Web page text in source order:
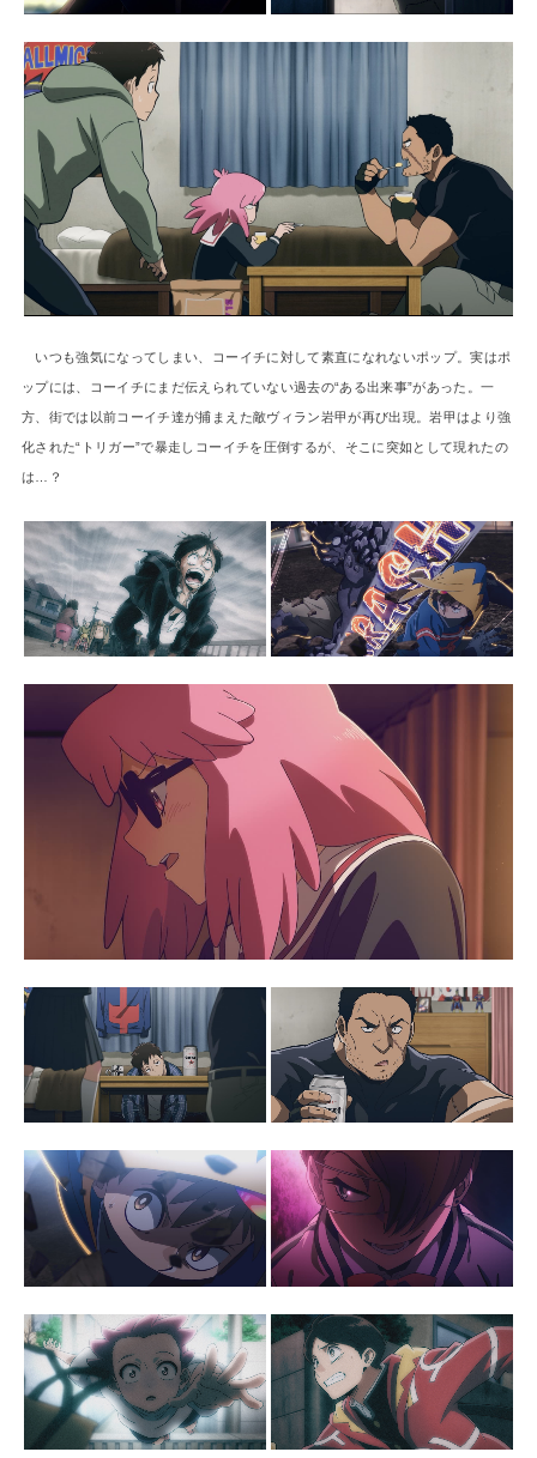
いつも強気になってしまい、コーイチに対して素直になれないポップ。実はポ
ップには、コーイチにまだ伝えられていない過去の“ある出来事”があった。一
方、街では以前コーイチ達が捕まえた敵ヴィラン岩甲が再び出現。岩甲はより強
化された“トリガー”で暴走しコーイチを圧倒するが、そこに突如として現れたの
は…？